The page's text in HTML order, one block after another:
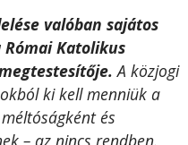
valóban sajátos
Római Katolikus
A közjogi
ki kell menniük a
és
– az nincs rendben.